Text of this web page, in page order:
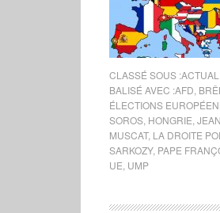
CLASSÉ SOUS :
BALISÉ AVEC :AFD
ÉLECTIONS
SOROS HONGRIE
MUSCAT, LA DROITE
SARKOZY, PAPE
UE UMP